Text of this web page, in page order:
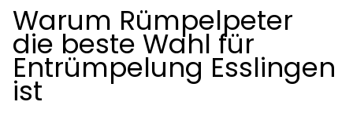
Warum Rümpelpeter
die beste Wahl für
Entrümpelung Esslingen
ist